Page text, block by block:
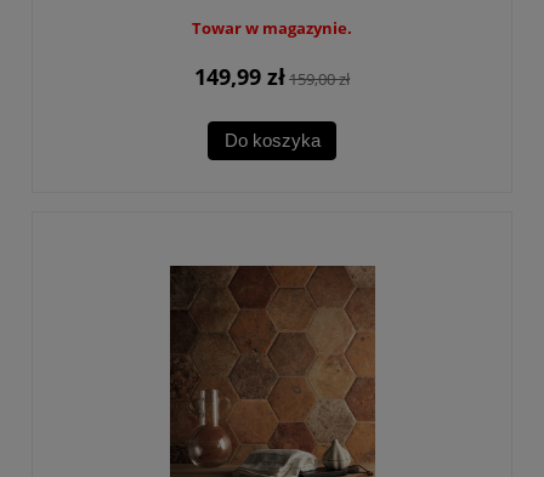
Towar w magazynie.
149,99 zł159,00 zł
Do koszyka